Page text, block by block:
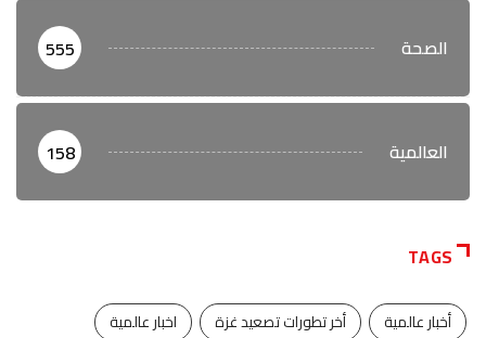
الصحة 555
العالمية 158
TAGS
أخبار عالمية أخر تطورات تصعيد غزة
اخبار عالمية